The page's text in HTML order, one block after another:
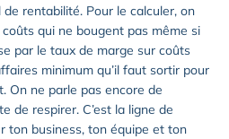
rentabilité. Pour le calculer, on
qui ne bougent pas même si
par le taux de marge sur coûts
minimum qu’il faut sortir pour
On ne parle pas encore de
de respirer. C’est la ligne de
ton business, ton équipe et ton